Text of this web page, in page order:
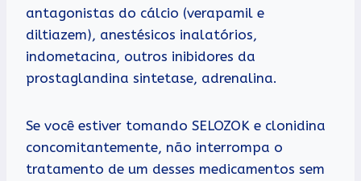
antagonistas do cálcio (verapamil e
diltiazem), anestésicos inalatórios,
indometacina, outros inibidores da
prostaglandina sintetase, adrenalina.
Se você estiver tomando SELOZOK e clonidina
concomitantemente, não interrompa o
tratamento de um desses medicamentos sem